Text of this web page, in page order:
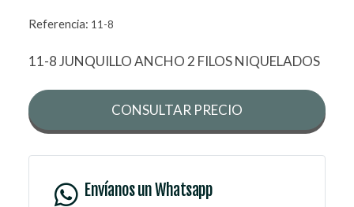
Referencia: 11-8
11-8 JUNQUILLO ANCHO 2 FILOS NIQUELADOS
CONSULTAR PRECIO
Envíanos un Whatsapp